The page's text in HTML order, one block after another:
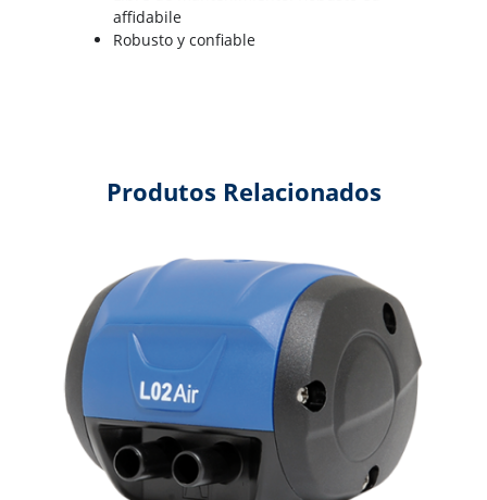
affidabile
Robusto y confiable
Produtos Relacionados